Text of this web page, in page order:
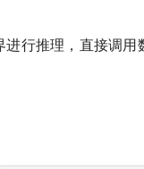
行推理，直接调用